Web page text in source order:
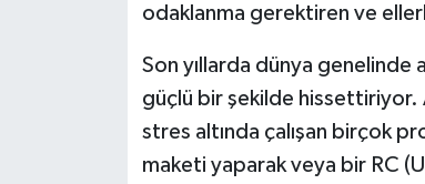
odaklanma gerektiren ve
Son yıllarda dünya genelinde
güçlü bir şekilde
stres altında çalışan birçok
maketi yaparak veya bir RC